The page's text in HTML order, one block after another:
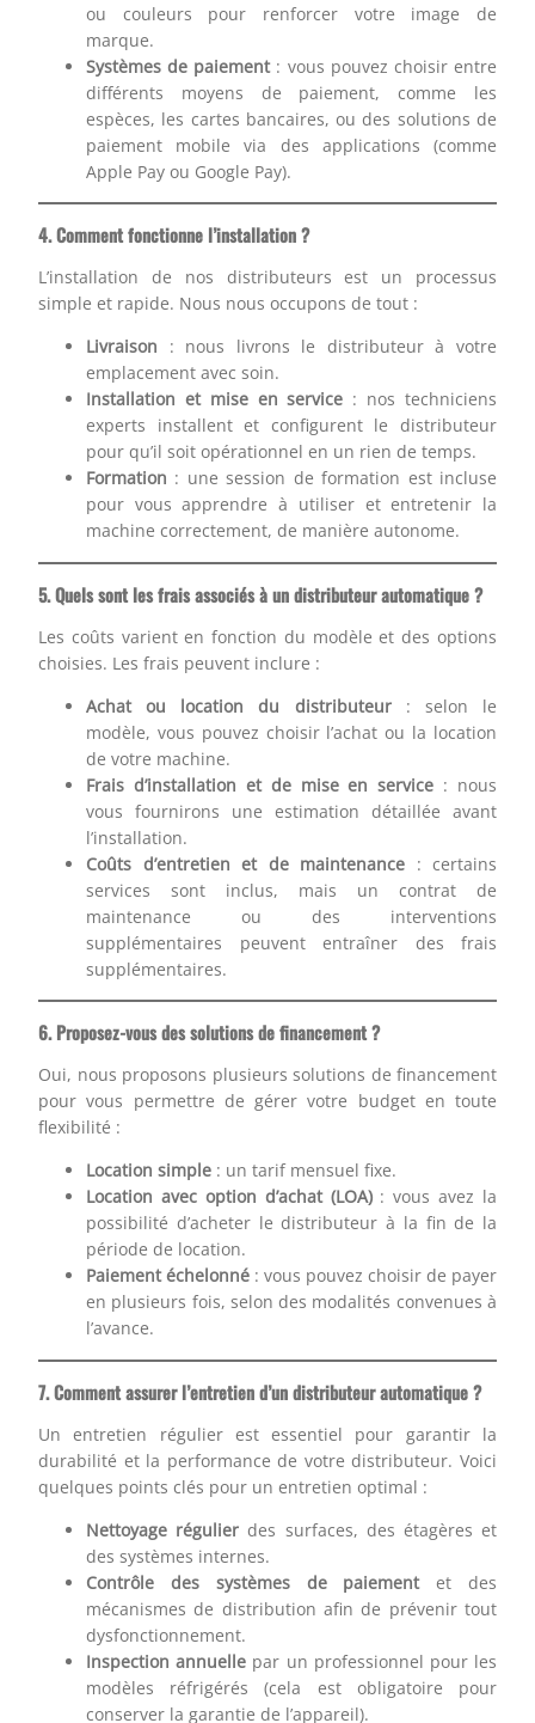
ou couleurs pour renforcer votre image de
marque.
Systèmes de paiement: vous pouvez choisir entre
différents moyens de paiement, comme les
espèces, les cartes bancaires, ou des solutions de
paiement mobile via des applications (comme
Apple Pay ou Google Pay).
4. Comment fonctionne l’installation ?
L’installation de nos distributeurs est un processus
simple et rapide. Nous nous occupons de tout :
Livraison : nous livrons le distributeur à votre
emplacement avec soin.
Installation et mise en service : nos techniciens
experts installent et configurent le distributeur
pour qu’il soit opérationnel en un rien de temps.
Formation : une session de formation est incluse
pour vous apprendre à utiliser et entretenir la
machine correctement, de manière autonome.
5. Quels sont les frais associés à un distributeur automatique ?
Les coûts varient en fonction du modèle et des options
choisies. Les frais peuvent inclure :
Achat ou location du distributeur: selon le
modèle, vous pouvez choisir l’achat ou la location
de votre machine.
Frais d’installation et de mise en service : nous
vous fournirons une estimation détaillée avant
l’installation.
Coûts d’entretien et de maintenance : certains
services sont inclus, mais un contrat de
maintenance ou des interventions
supplémentaires peuvent entraîner des frais
supplémentaires.
6. Proposez-vous des solutions de financement ?
Oui, nous proposons plusieurs solutions de financement
pour vous permettre de gérer votre budget en toute
flexibilité :
Location simple : un tarif mensuel fixe.
Location avec option d’achat (LOA): vous avez la
possibilité d’acheter le distributeur à la fin de la
période de location.
Paiement échelonné : vous pouvez choisir de payer
en plusieurs fois, selon des modalités convenues à
l’avance.
7. Comment assurer l’entretien d’un distributeur automatique ?
Un entretien régulier est essentiel pour garantir la
durabilité et la performance de votre distributeur. Voici
quelques points clés pour un entretien optimal :
Nettoyage régulier des surfaces, des étagères et
des systèmes internes.
Contrôle des systèmes de paiementet des
mécanismes de distribution afin de prévenir tout
dysfonctionnement.
Inspection annuelle par un professionnel pour les
modèles réfrigérés (cela est obligatoire pour
conserver la garantie de l’appareil).